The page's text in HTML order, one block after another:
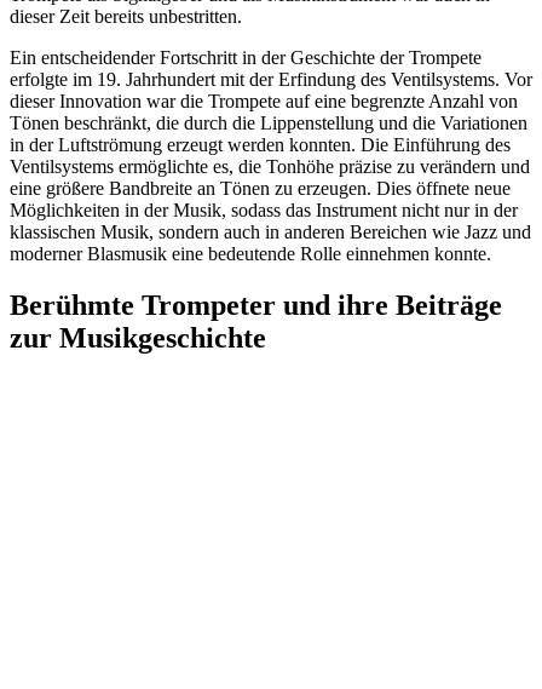
dieser Zeit bereits unbestritten.
Ein entscheidender Fortschritt in der Geschichte der Trompete
erfolgte im 19. Jahrhundert mit der Erfindung des Ventilsystems. Vor
dieser Innovation war die Trompete auf eine begrenzte Anzahl von
Tönen beschränkt, die durch die Lippenstellung und die Variationen
in der Luftströmung erzeugt werden konnten. Die Einführung des
Ventilsystems ermöglichte es, die Tonhöhe präzise zu verändern und
eine größere Bandbreite an Tönen zu erzeugen. Dies öffnete neue
Möglichkeiten in der Musik, sodass das Instrument nicht nur in der
klassischen Musik, sondern auch in anderen Bereichen wie Jazz und
moderner Blasmusik eine bedeutende Rolle einnehmen konnte.
Berühmte Trompeter und ihre Beiträge
zur Musikgeschichte